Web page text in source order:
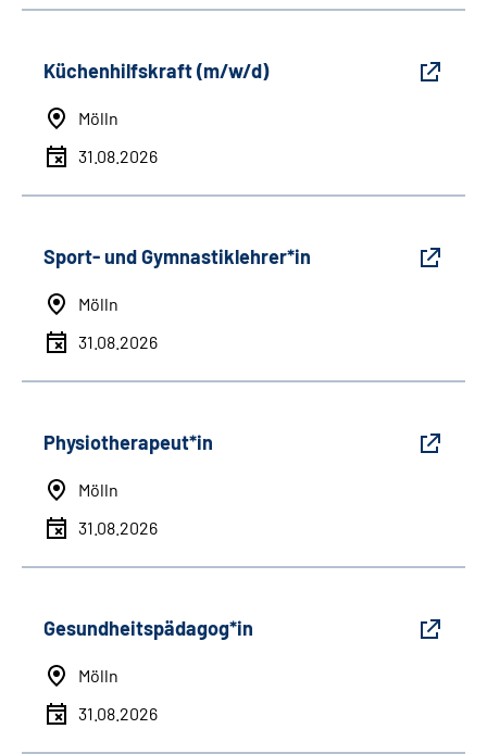
Küchenhilfskraft (m/w/d)
Mölln
31.08.2026
Sport- und Gymnastiklehrer*in
Mölln
31.08.2026
Physiotherapeut*in
Mölln
31.08.2026
Gesundheitspädagog*in
Mölln
31.08.2026